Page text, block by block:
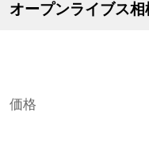
オープンライブス
価格